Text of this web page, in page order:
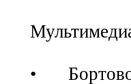
•